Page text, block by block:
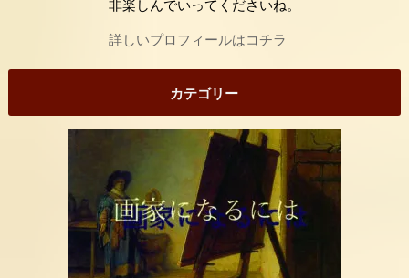
非楽しんでいってくださいね。
詳しいプロフィールはコチラ
カテゴリー